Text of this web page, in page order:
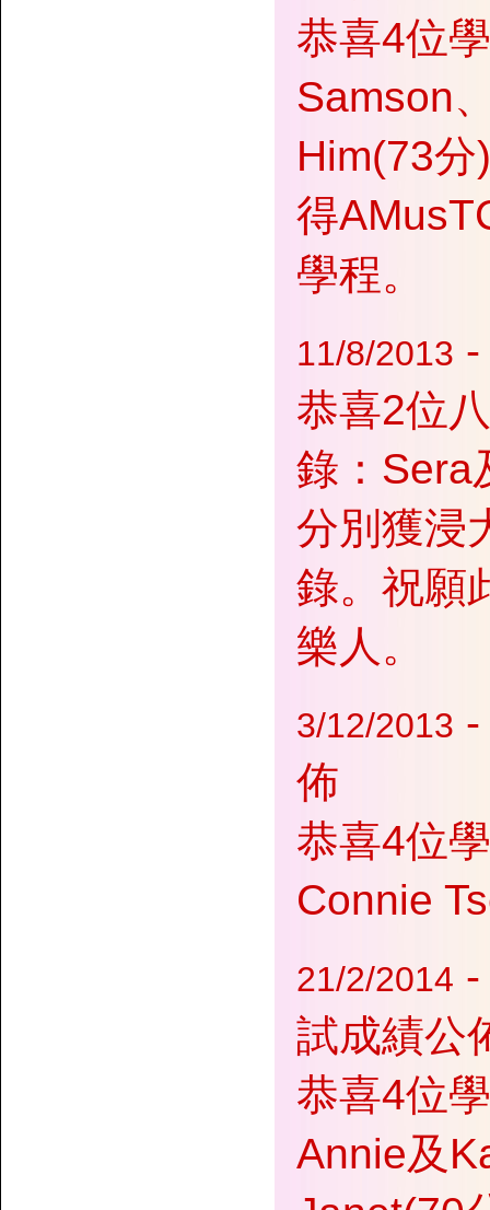
恭喜4位
Samson
Him(73
得
學程。
11/8/2013 -
恭喜2位
錄：Sera
分別獲浸
錄。祝願
樂人。
3/12/2013 -
佈
恭喜4位
Connie
21/2/2014 -
試成績公
恭喜4位
Annie及